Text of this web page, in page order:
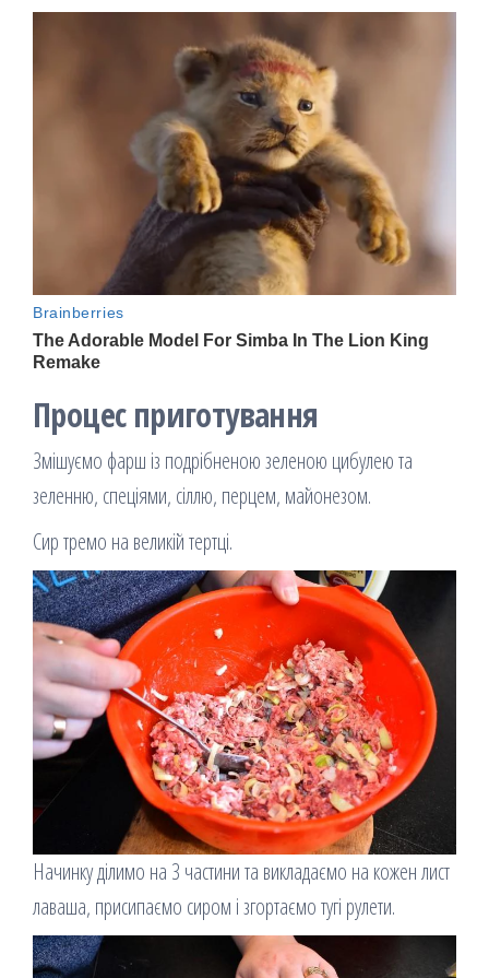
Процес приготування
Змішуємо фарш із подрібненою зеленою цибулею та
зеленню, спеціями, сіллю, перцем, майонезом.
Сир тремо на великій тертці.
Начинку ділимо на 3 частини та викладаємо на кожен лист
лаваша, присипаємо сиром і згортаємо тугі рулети.